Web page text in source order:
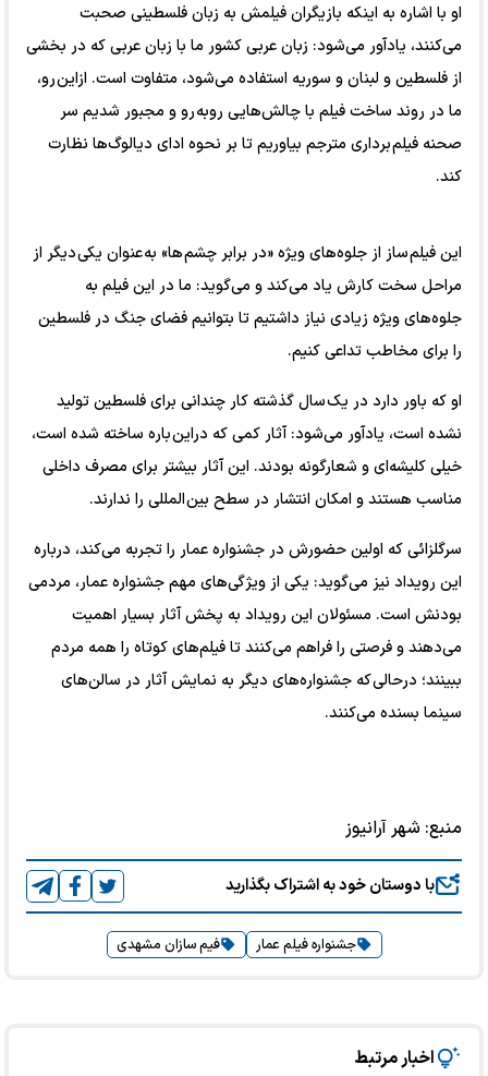
او با اشاره به اینکه بازیگران فیلمش به زبان فلسطینی صحبت
می‌کنند، یادآور می‌شود: زبان عربی کشور ما با زبان عربی که در بخشی
از فلسطین و لبنان و سوریه استفاده می‌شود، متفاوت است. ازاین رو،
ما در روند ساخت فیلم با چالش‌هایی روبه رو و مجبور شدیم سر
صحنه فیلم برداری مترجم بیاوریم تا بر نحوه ادای دیالوگ‌ها نظارت
کند.
این فیلم ساز از جلوه‌های ویژه «در برابر چشم ها» به عنوان یکی دیگر از
مراحل سخت کارش یاد می‌کند و می‌گوید: ما در این فیلم به
جلوه‌های ویژه زیادی نیاز داشتیم تا بتوانیم فضای جنگ در فلسطین
را برای مخاطب تداعی کنیم.
او که باور دارد در یک سال گذشته کار چندانی برای فلسطین تولید
نشده است، یادآور می‌شود: آثار کمی که دراین باره ساخته شده است،
خیلی کلیشه‌ای و شعارگونه بودند. این آثار بیشتر برای مصرف داخلی
مناسب هستند و امکان انتشار در سطح بین المللی را ندارند.
سرگلزائی که اولین حضورش در جشنواره عمار را تجربه می‌کند، درباره
این رویداد نیز می‌گوید: یکی از ویژگی‌های مهم جشنواره عمار، مردمی
بودنش است. مسئولان این رویداد به پخش آثار بسیار اهمیت
می‌دهند و فرصتی را فراهم می‌کنند تا فیلم‌های کوتاه را همه مردم
ببینند؛ درحالی که جشنواره‌های دیگر به نمایش آثار در سالن‌های
سینما بسنده می‌کنند.
منبع: شهر آرانیوز
با دوستان خود به اشتراک بگذارید
جشنواره فیلم عمار فیم سازان مشهدی
اخبار مرتبط